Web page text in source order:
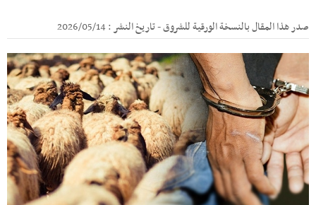
صدر هذا المقال بالنسخة الورقية للشروق - تاريخ النشر : 2026/05/14